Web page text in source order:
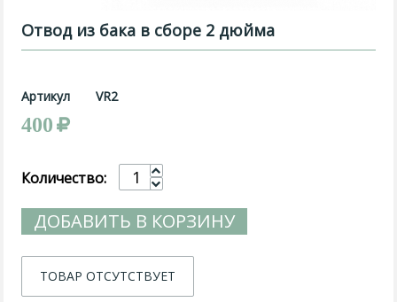
Отвод из бака в сборе 2 дюйма
Артикул VR2
400
Количество:
ДОБАВИТЬ В КОРЗИНУ
ТОВАР ОТСУТСТВУЕТ